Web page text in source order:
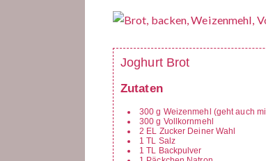
Joghurt Brot
Zutaten
300 g Weizenmehl (geht auch
300 g Vollkornmehl
2 EL Zucker Deiner Wahl
1 TL Salz
1 TL Backpulver